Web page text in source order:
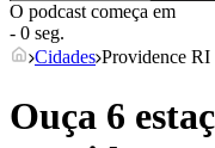
O podcast começa em
- 0 seg.
Cidades Providence RI
Ouça 6